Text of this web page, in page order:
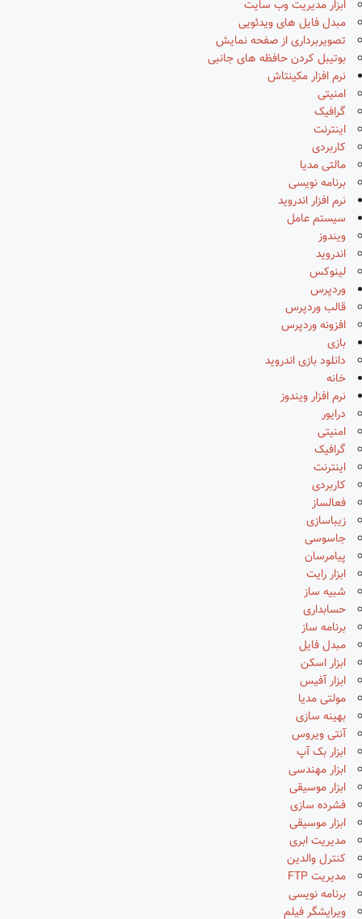
ابزار مدیریت وب سایت
مبدل فایل های ویدئویی
تصویربرداری از صفحه نمایش
بوتیبل کردن حافظه های جانبی
نرم افزار مکینتاش
امنیتی
گرافیک
اینترنت
کاربردی
مالتی مدیا
برنامه نویسی
نرم افزار اندروید
سیستم عامل
ویندوز
اندروید
لینوکس
وردپرس
قالب وردپرس
افزونه وردپرس
بازی
دانلود بازی اندروید
خانه
نرم افزار ویندوز
درایور
امنیتی
گرافیک
اینترنت
کاربردی
فعالساز
زیباسازی
جاسوسی
پیامرسان
ابزار رایت
شبیه ساز
حسابداری
برنامه ساز
مبدل فایل
ابزار اسکن
ابزار آفیس
مولتی مدیا
بهینه سازی
آنتی ویروس
ابزار بک آپ
ابزار مهندسی
ابزار موسیقی
فشرده سازی
ابزار موسیقی
مدیریت ابری
کنترل والدین
مدیریت FTP
برنامه نویسی
ویرایشگر فیلم